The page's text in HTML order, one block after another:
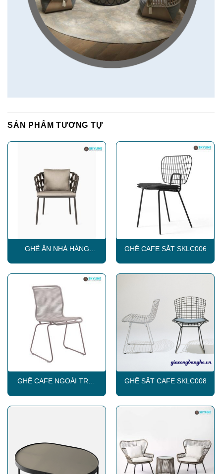
SẢN PHẨM TƯƠNG TỰ
GHẾ ĂN NHÀ HÀNG
GHẾ CAFE SẮT SKLC006
GHẾ CAFE NGOÀI TRỜI
GHẾ SẮT CAFE SKLC008